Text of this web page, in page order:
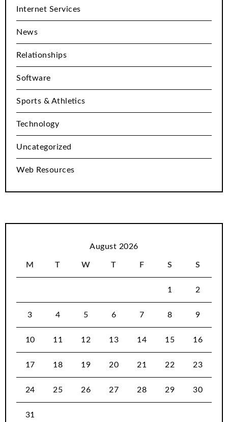
Internet Services
News
Relationships
Software
Sports & Athletics
Technology
Uncategorized
Web Resources
August 2026
M T W T F S S
1 2
3 4 5 6 7 8 9
10 11 12 13 14 15 16
17 18 19 20 21 22 23
24 25 26 27 28 29 30
31